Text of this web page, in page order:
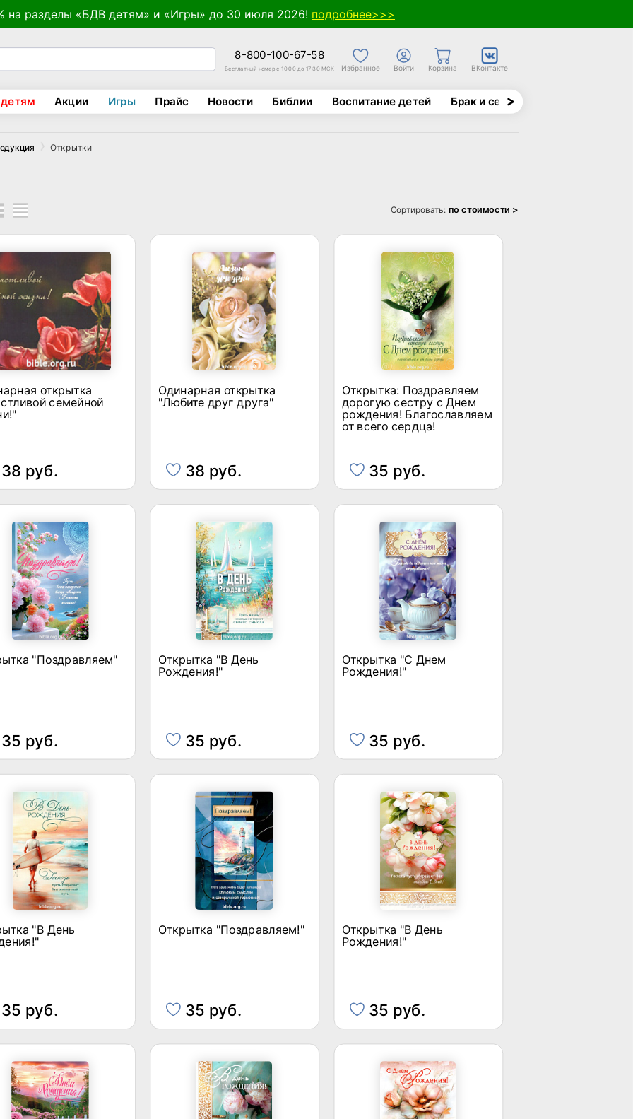
на разделы «БДВ детям» и «Игры» до 30 июля 2026! подробнее>>>
8-800-100-67-58
Бесплатный номер с 10:00 до 17:30 МСК Избранное Войти Корзина ВКонтакте
Акции Игры Прайс Новости Библии Воспитание детей Брак и семья
Открытки
Сортировать: по стоимости >
открытка
семейной
38 руб.
Одинарная открытка
"Любите друг друга"
38 руб.
Открытка: Поздравляем
дорогую сестру с Днем
рождения! Благославляем
от всего сердца!
35 руб.
"Поздравляем"
35 руб.
Открытка "В День
Рождения!"
35 руб.
Открытка "С Днем
Рождения!"
35 руб.
"В День
35 руб.
Открытка "Поздравляем!"
35 руб.
Открытка "В День
Рождения!"
35 руб.